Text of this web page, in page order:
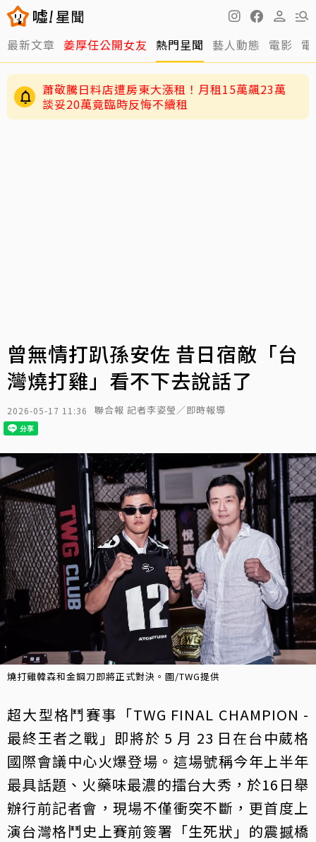
最新文章 姜厚任公開女友 熱門星聞 藝人動態 電影
王仁甫紐西蘭旅遊開箱岑永康豪宅！林義傑、吳
談妥20萬竟臨時反悔不續租
曾無情打趴孫安佐 昔日宿敵「台
灣燒打雞」看不下去說話了
2026-05-17 11:36 聯合報 記者李姿瑩／即時報導
燒打雞韓森和金鋼刀即將正式對決。圖/TWG提供
超大型格鬥賽事「TWG FINAL CHAMPION -
最終王者之戰」即將於 5 月 23 日在台中葳格
國際會議中心火爆登場。這場號稱今年上半年
最具話題、火藥味最濃的擂台大秀，於16日舉
辦行前記者會，現場不僅衝突不斷，更首度上
演台灣格鬥史上賽前簽署「生死狀」的震撼橋